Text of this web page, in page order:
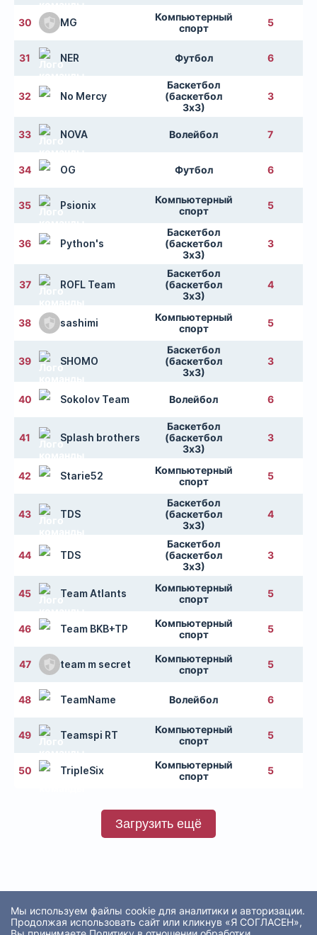
30 MG
Компьютерный
спорт
5
31 NER Футбол 6
32 No Mercy
Баскетбол
(баскетбол
3х3)
3
33 NOVA Волейбол 7
34 OG Футбол 6
35 Psionix
Компьютерный
спорт
5
36 Python's
Баскетбол
(баскетбол
3х3)
3
37 ROFL Team
Баскетбол
(баскетбол
3х3)
4
38 sashimi
Компьютерный
спорт
5
39 SHOMO
Баскетбол
(баскетбол
3х3)
3
40 Sokolov Team Волейбол 6
41 Splash brothers
Баскетбол
(баскетбол
3х3)
3
42 Starie52
Компьютерный
спорт
5
43 TDS
Баскетбол
(баскетбол
3х3)
4
44 TDS
Баскетбол
(баскетбол
3х3)
3
45 Team Atlants
Компьютерный
спорт
5
46 Team BKB+TP
Компьютерный
спорт
5
47 team m secret
Компьютерный
спорт
5
48 TeamName Волейбол 6
49 Teamspi RT
Компьютерный
спорт
5
50 TripleSix
Компьютерный
спорт
5
Загрузить ещё
Мы используем файлы cookie для аналитики и авторизации.
Продолжая использовать сайт или кликнув «Я СОГЛАСЕН»,